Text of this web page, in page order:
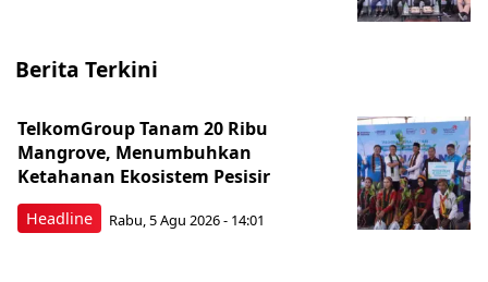
Berita Terkini
Headline
TelkomGroup Tanam 20 Ribu
Mangrove, Menumbuhkan
Ketahanan Ekosistem Pesisir
Rabu, 5 Agu 2026 - 14:01